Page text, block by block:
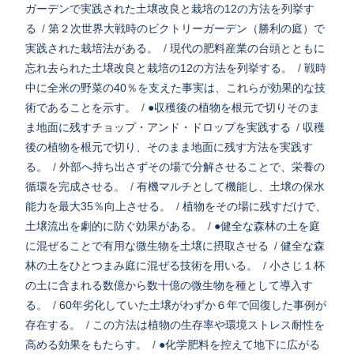
ガーデンで実践された土壌改良と栽培の12の方法を列挙す
る / 第２次世界大戦時のビクトリーガーデン（勝利の庭）で
実践された栽培法がある。
/ 現代の肥料産業の台頭とともに
忘れ去られた土壌改良と栽培の12の方法を列挙する。
/ 戦時
中に全米の野菜の40％を支えた事実は、これらが効果的な技
術であることを示す。
/ ●収穫後の植物を根元で切りそのま
ま地面に残すチョップ・アンド・ドロップを実践する / 収穫
後の植物を根元で切り、そのまま地面に残す方法を実践す
る。
/ 外部へ持ち出さずその場で分解させることで、栄養の
循環を完成させる。
/ 有機マルチとして機能し、土壌の保水
能力を最大35％向上させる。
/ 植物をその場に残すだけで、
土壌流出を劇的に防ぐ効果がある。
/ ●健全な森林の土を庭
に混ぜることで有用な微生物を土壌に摂取させる / 健全な森
林の土をひとつまみ庭に混ぜる技術を用いる。
/ 小さじ１杯
の土に含まれる数億から数十億の微生物を種として導入す
る。
/ 60年劣化していた土壌がわずか６年で回復した事例が
存在する。
/ この方法は植物の生存率や環境ストレス耐性を
高める効果をもたらす。
/ ●化学肥料を控えて地下に広がる